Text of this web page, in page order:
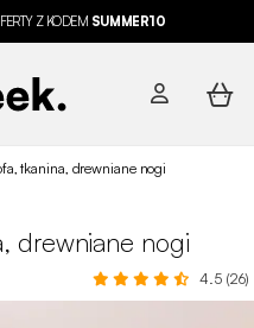
Z KODEM SUMMER10
tkanina, drewniane nogi
drewniane nogi
4.5 (26)